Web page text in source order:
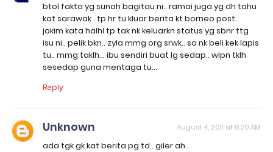
btol fakta yg sunah bagitau ni.. ramai juga yg dh tahu
kat sarawak . tp hr tu kluar berita kt borneo post..
jakim kata halhl tp tak nk keluarkn status yg sbnr ttg
isu ni.. pelik bkn.. zyla mmg org srwk.. so nk beli kek lapis
tu.. mmg taklh... ibu sendiri buat lg sedap.. wlpn tklh
sesedap guna mentaga tu...
Reply
Unknown August 4, 2011 at 8:20 AM
ada tgk gk kat berita pg td.. giler ah...